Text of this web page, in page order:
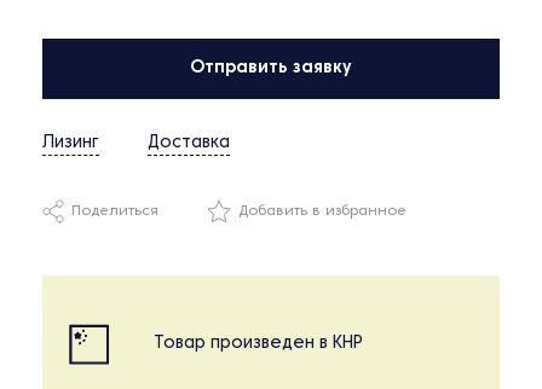
Отправить заявку
Лизинг Доставка
Поделиться Добавить в избранное
Товар произведен в КНР